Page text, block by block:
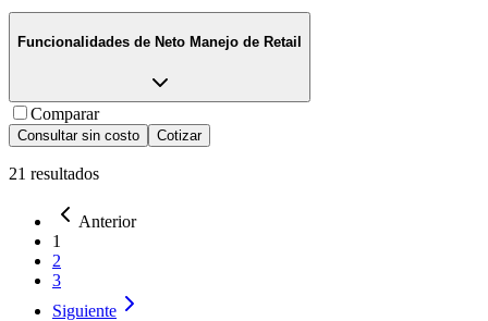
Funcionalidades de Neto Manejo de Retail
Comparar
Consultar sin costo Cotizar
21 resultados
Anterior
1
2
3
Siguiente